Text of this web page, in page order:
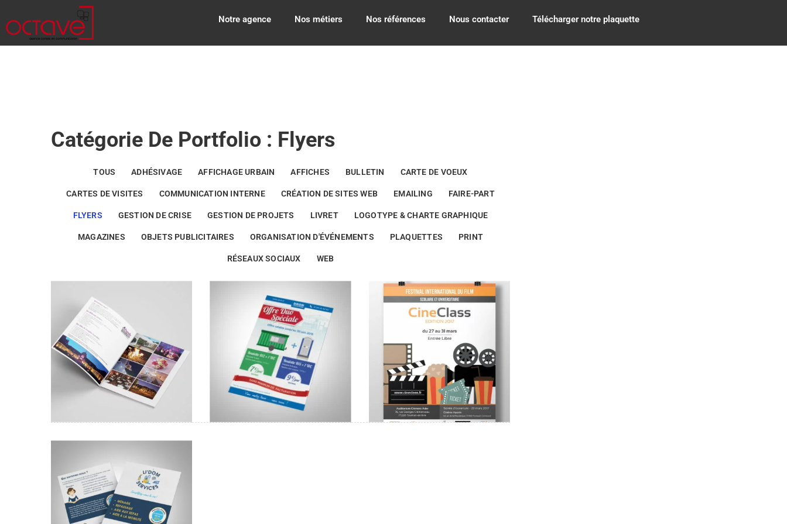
Notre agence Nos métiers Nos références Nous contacter Télécharger notre plaquette
Catégorie De Portfolio : Flyers
TOUS ADHÉSIVAGE AFFICHAGE URBAIN AFFICHES BULLETIN CARTE DE VOEUX
CARTES DE VISITES COMMUNICATION INTERNE CRÉATION DE SITES WEB EMAILING FAIRE-PART
FLYERS GESTION DE CRISE GESTION DE PROJETS LIVRET LOGOTYPE & CHARTE GRAPHIQUE
MAGAZINES OBJETS PUBLICITAIRES ORGANISATION D'ÉVÉNEMENTS PLAQUETTES PRINT
RÉSEAUX SOCIAUX WEB